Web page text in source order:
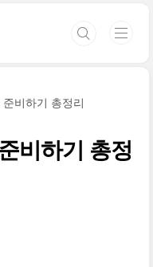
비하기 총정리
비하기 총정